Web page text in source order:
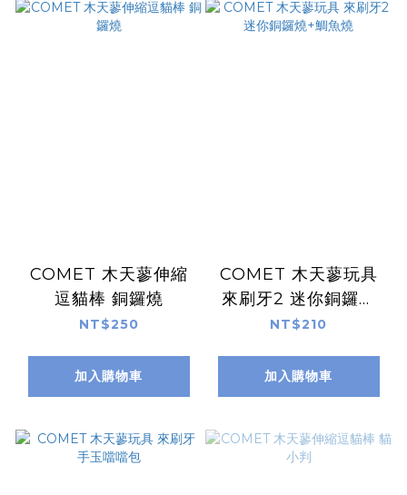
COMET 木天蓼伸縮
逗貓棒 銅鑼燒
NT$250
加入購物車
COMET 木天蓼玩具
來刷牙2 迷你銅鑼燒
+鯛魚燒
NT$210
加入購物車